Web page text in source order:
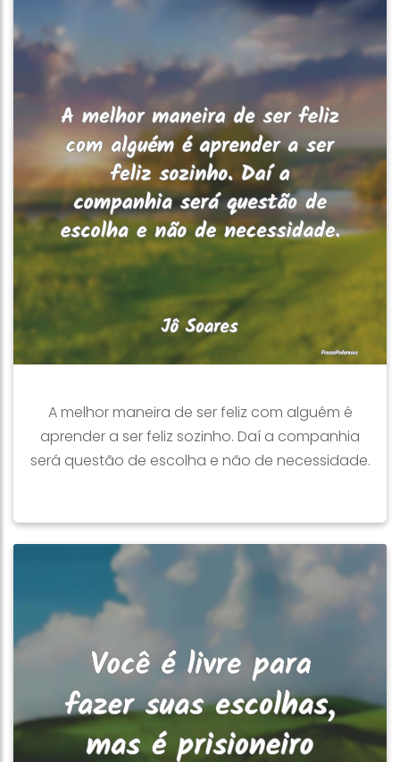
A melhor maneira de ser feliz com alguém é
aprender a ser feliz sozinho. Daí a companhia
será questão de escolha e não de necessidade.